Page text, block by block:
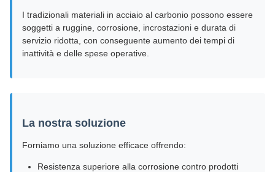
I tradizionali materiali in acciaio al carbonio possono essere
soggetti a ruggine, corrosione, incrostazioni e durata di
servizio ridotta, con conseguente aumento dei tempi di
inattività e delle spese operative.
La nostra soluzione
Forniamo una soluzione efficace offrendo:
Resistenza superiore alla corrosione contro prodotti